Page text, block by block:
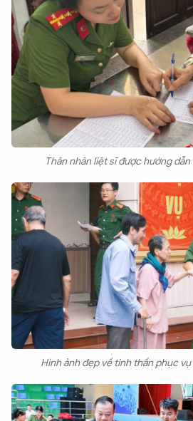
Thân nhân liệt sĩ được hướng
Hình ảnh đẹp về tinh thần phục vụ